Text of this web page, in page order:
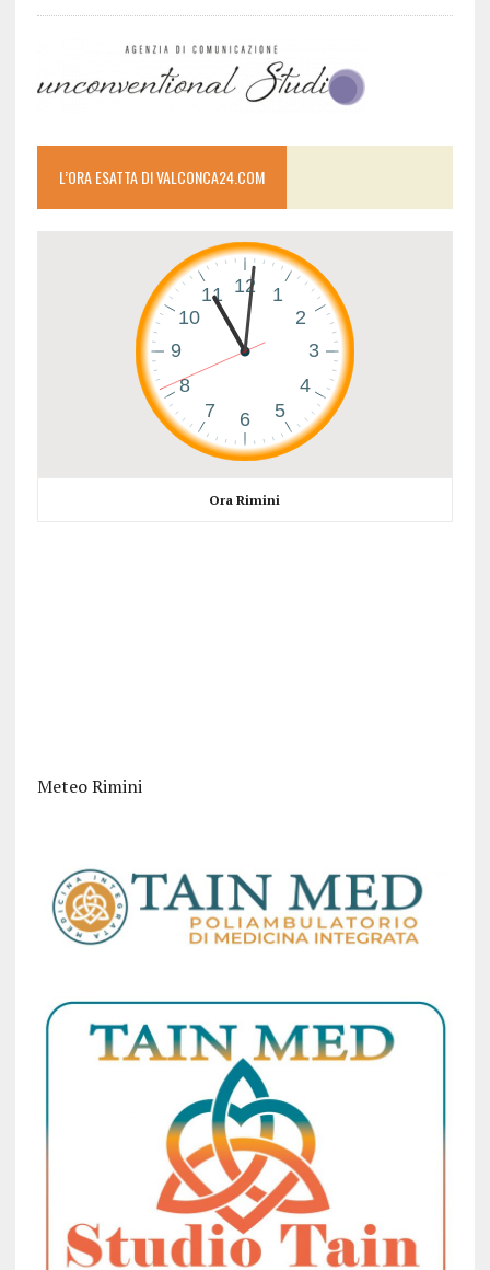
L’ORA ESATTA DI VALCONCA24.COM
Ora Rimini
Meteo Rimini